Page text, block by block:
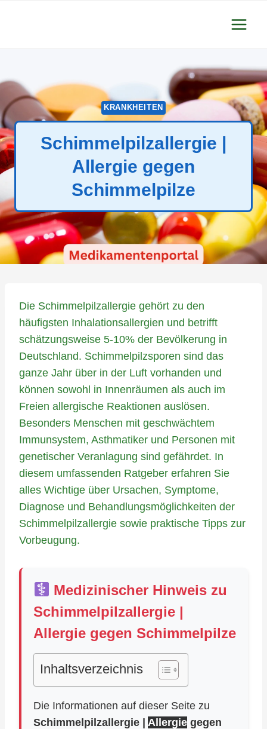
KRANKHEITEN
Schimmelpilzallergie |
Allergie gegen
Schimmelpilze
Die Schimmelpilzallergie gehört zu den
häufigsten Inhalationsallergien und betrifft
schätzungsweise 5-10% der Bevölkerung in
Deutschland. Schimmelpilzsporen sind das
ganze Jahr über in der Luft vorhanden und
können sowohl in Innenräumen als auch im
Freien allergische Reaktionen auslösen.
Besonders Menschen mit geschwächtem
Immunsystem, Asthmatiker und Personen mit
genetischer Veranlagung sind gefährdet. In
diesem umfassenden Ratgeber erfahren Sie
alles Wichtige über Ursachen, Symptome,
Diagnose und Behandlungsmöglichkeiten der
Schimmelpilzallergie sowie praktische Tipps zur
Vorbeugung.
Medizinischer Hinweis zu
Schimmelpilzallergie |
Allergie gegen Schimmelpilze
Inhaltsverzeichnis
Die Informationen auf dieser Seite zu
Schimmelpilzallergie | Allergie gegen